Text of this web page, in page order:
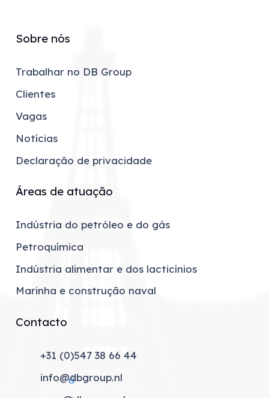
Sobre nós
Trabalhar no DB Group
Clientes
Vagas
Notícias
Declaração de privacidade
Áreas de atuação
Indústria do petróleo e do gás
Petroquímica
Indústria alimentar e dos lacticínios
Marinha e construção naval
Contacto
+31 (0)547 38 66 44
eletrónico
info@dbgroup.nl